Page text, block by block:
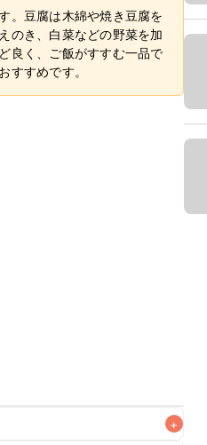
。豆腐は木綿や焼き豆腐を
のき、白菜などの野菜を加
良く、ご飯がすすむ一品で
すすめです。
+